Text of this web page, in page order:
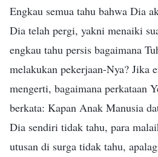
Engkau semua tahu bahwa Dia
Dia telah pergi, yakni menaiki
engkau tahu persis bagaimana
melakukan pekerjaan-Nya? Jika
mengerti, bagaimana perkataan
berkata: Kapan Anak Manusia
Dia sendiri tidak tahu, para
utusan di surga tidak tahu,